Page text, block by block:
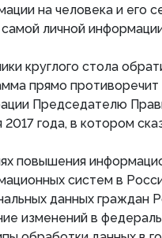
на человека и его
личной
круглого стола
прямо
Председателю
2017 года, в котором
повышения
систем в
данных граждан
изменений в